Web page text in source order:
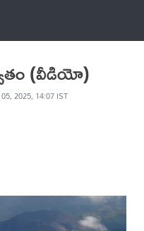
(వీడియో)
2025, 14:07 IST